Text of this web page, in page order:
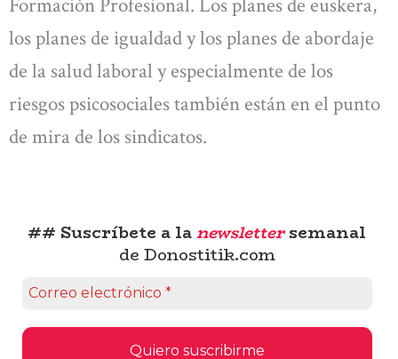
los planes de igualdad y los planes de abordaje
de la salud laboral y especialmente de los
riesgos psicosociales también están en el punto
de mira de los sindicatos.
## Suscríbete a lanewslettersemanal
de Donostitik.com